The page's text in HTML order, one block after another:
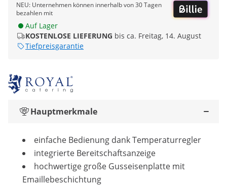
NEU: Unternehmen können innerhalb von 30 Tagen
bezahlen mit
Auf Lager
KOSTENLOSE LIEFERUNG bis ca. Freitag, 14. August
Tiefpreisgarantie
Hauptmerkmale
einfache Bedienung dank Temperaturregler
integrierte Bereitschaftsanzeige
hochwertige große Gusseisenplatte mit
Emaillebeschichtung